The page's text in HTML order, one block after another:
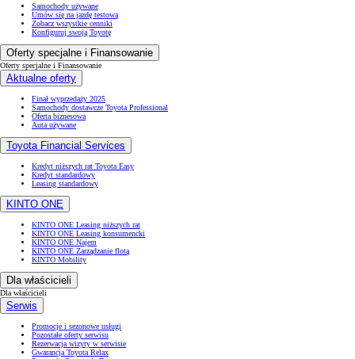
Samochody używane
Umów się na jazdę testową
Zobacz wszystkie cenniki
Konfiguruj swoją Toyotę
Oferty specjalne i Finansowanie
Oferty specjalne i Finansowanie
Aktualne oferty
Finał wyprzedaży 2025
Samochody dostawcze Toyota Professional
Oferta biznesowa
Auta używane
Toyota Financial Services
Kredyt niższych rat Toyota Easy
Kredyt standardowy
Leasing standardowy
KINTO ONE
KINTO ONE Leasing niższych rat
KINTO ONE Leasing konsumencki
KINTO ONE Najem
KINTO ONE Zarządzanie flotą
KINTO Mobility
Dla właścicieli
Dla właścicieli
Serwis
Promocje i sezonowe usługi
Pozostałe oferty serwisu
Rezerwacja wizyty w serwisie
Gwarancja Toyota Relax